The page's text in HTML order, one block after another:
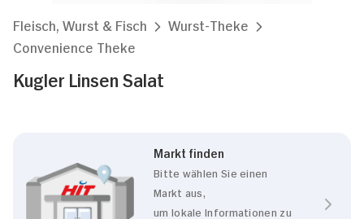
Fleisch, Wurst & Fisch
Wurst-Theke
Convenience Theke
Kugler Linsen Salat
Markt finden
Bitte wählen Sie einen
Markt aus,
um lokale Informationen zu